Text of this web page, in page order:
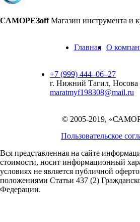
САМОРЕЗoff Магазин инструмента и
Главная О
+7 (999) 444‒06‒27
г. Нижний Тагил, Носова
maratmyf198308@mail.ru
© 2005-2019,
Пользовательское
Вся представленная на сайте
стоимости, носит информационный
условиях не является публичной
положениями Статьи 437 (2)
Федерации.